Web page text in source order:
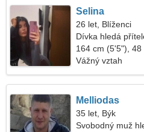
Selina
26 let, Blíženci
Dívka hledá
164 cm (5'5"),
Vážný vztah
Melliodas
35 let, Býk
Svobodný muž